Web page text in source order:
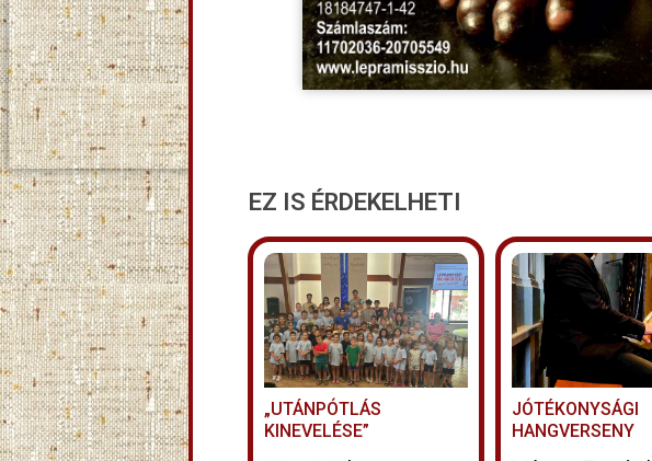
EZ IS ÉRDEKELHETI
„UTÁNPÓTLÁS
KINEVELÉSE”
JÓTÉKONYSÁGI
HANGVERSENY